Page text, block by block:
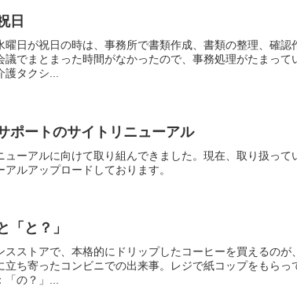
日
曜日が祝日の時は、事務所で書類作成、書類の整理、確
議でまとまった時間がなかったので、事務処理がたまっ
護タクシ...
ポートのサイトリニューアル
ューアルに向けて取り組んできました。現在、取り扱っ
アルアップロードしております。
「と？」
スストアで、本格的にドリップしたコーヒーを買えるの
立ち寄ったコンビニでの出来事。レジで紙コップをもら
「の？」...